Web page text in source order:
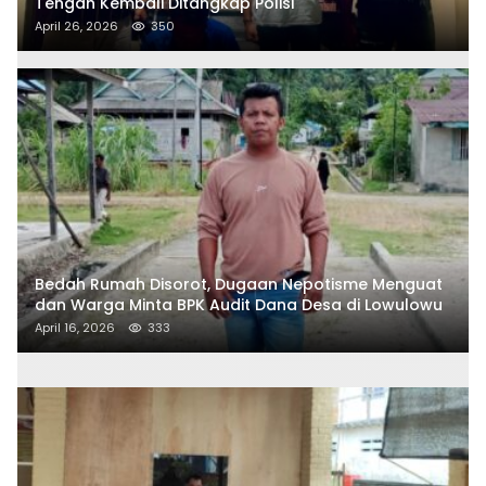
April 26, 2026 350
Bedah Rumah Disorot, Dugaan Nepotisme Menguat
dan Warga Minta BPK Audit Dana Desa di Lowulowu
April 16, 2026 333